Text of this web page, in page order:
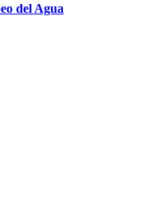
del Agua